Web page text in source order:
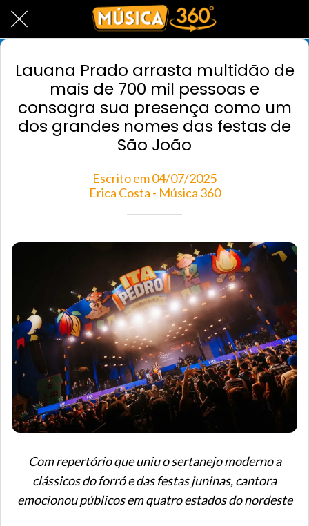
Lauana Prado arrasta multidão de
mais de 700 mil pessoas e
consagra sua presença como um
dos grandes nomes das festas de
São João
Escrito em 04/07/2025
Erica Costa - Música 360
Com repertório que uniu o sertanejo moderno a
clássicos do forró e das festas juninas, cantora
emocionou públicos em quatro estados do nordeste